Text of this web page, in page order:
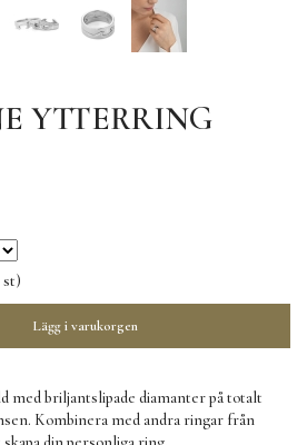
YTTERRING
st)
Lägg i varukorgen
med briljantslipade diamanter på totalt
Kombinera med andra ringar från